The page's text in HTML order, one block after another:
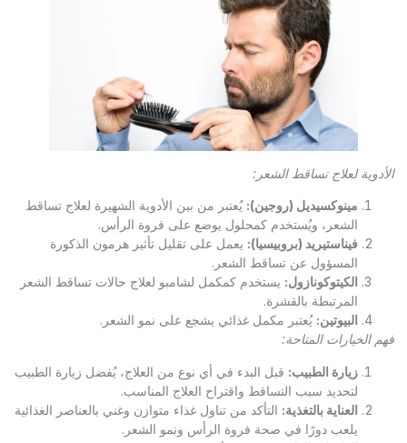
الأدوية لعلاج تساقط الشعر :
مينوكسيديل (روجين): يُعتبر من بين الأدوية الشهيرة لعلاج تساقط
الشعر، ويُستخدم كمحلول يوضع على فروة الرأس.
فيناستيريد (بروبيسيا): يعمل على تقليل تأثير هرمون الذكورة
المسؤول عن تساقط الشعر.
الكيتوكونازول: يستخدم كمكمل لشامبو لعلاج حالات تساقط الشعر
المرتبطة بالقشرة.
البيوتين: يُعتبر مكمل غذائي يشجع على نمو الشعر.
فهم الخيارات المتاحة:
زيارة الطبيب: قبل البدء في أي نوع من العلاج، يُفضل زيارة الطبيب
لتحديد سبب التساقط واقتراح العلاج المناسب.
العناية بالتغذية: التأكد من تناول غذاء متوازن وغني بالعناصر الغذائية
يلعب دورًا في صحة فروة الرأس ونمو الشعر.